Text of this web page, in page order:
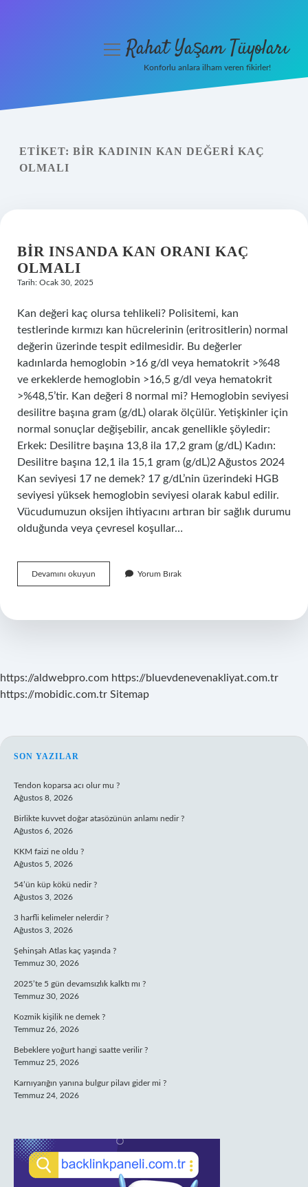
Yasal Uyarı
menüyüRahat Yaşam Tüyoları
Konforlu anlara ilham veren fikirler!
ETIKET: BIR KADININ KAN DEĞERI KAÇ
OLMALI
BIR INSANDA KAN ORANI KAÇ
OLMALI
Tarih: Ocak 30, 2025
Kan değeri kaç olursa tehlikeli? Polisitemi, kan
testlerinde kırmızı kan hücrelerinin (eritrositlerin) normal
değerin üzerinde tespit edilmesidir. Bu değerler
kadınlarda hemoglobin >16 g/dl veya hematokrit >%48
ve erkeklerde hemoglobin >16,5 g/dl veya hematokrit
>%48,5’tir. Kan değeri 8 normal mi? Hemoglobin seviyesi
desilitre başına gram (g/dL) olarak ölçülür. Yetişkinler için
normal sonuçlar değişebilir, ancak genellikle şöyledir:
Erkek: Desilitre başına 13,8 ila 17,2 gram (g/dL) Kadın:
Desilitre başına 12,1 ila 15,1 gram (g/dL)2 Ağustos 2024
Kan seviyesi 17 ne demek? 17 g/dL’nin üzerindeki HGB
seviyesi yüksek hemoglobin seviyesi olarak kabul edilir.
Vücudumuzun oksijen ihtiyacını artıran bir sağlık durumu
olduğunda veya çevresel koşullar…
Devamını okuyun
Insanda
Kaç
Yorum Bırak
https://aldwebpro.com https://bluevdenevenakliyat.com.tr
https://mobidic.com.tr Sitemap
SIDEBAR
SON YAZILAR
Tendon koparsa acı olur mu ?
Ağustos 8, 2026
Birlikte kuvvet doğar atasözünün anlamı nedir ?
Ağustos 6, 2026
KKM faizi ne oldu ?
Ağustos 5, 2026
54’ün küp kökü nedir ?
Ağustos 3, 2026
3 harfli kelimeler nelerdir ?
Ağustos 3, 2026
Şehinşah Atlas kaç yaşında ?
Temmuz 30, 2026
2025’te 5 gün devamsızlık kalktı mı ?
Temmuz 30, 2026
Kozmik kişilik ne demek ?
Temmuz 26, 2026
Bebeklere yoğurt hangi saatte verilir ?
Temmuz 25, 2026
Karnıyarığın yanına bulgur pilavı gider mi ?
Temmuz 24, 2026